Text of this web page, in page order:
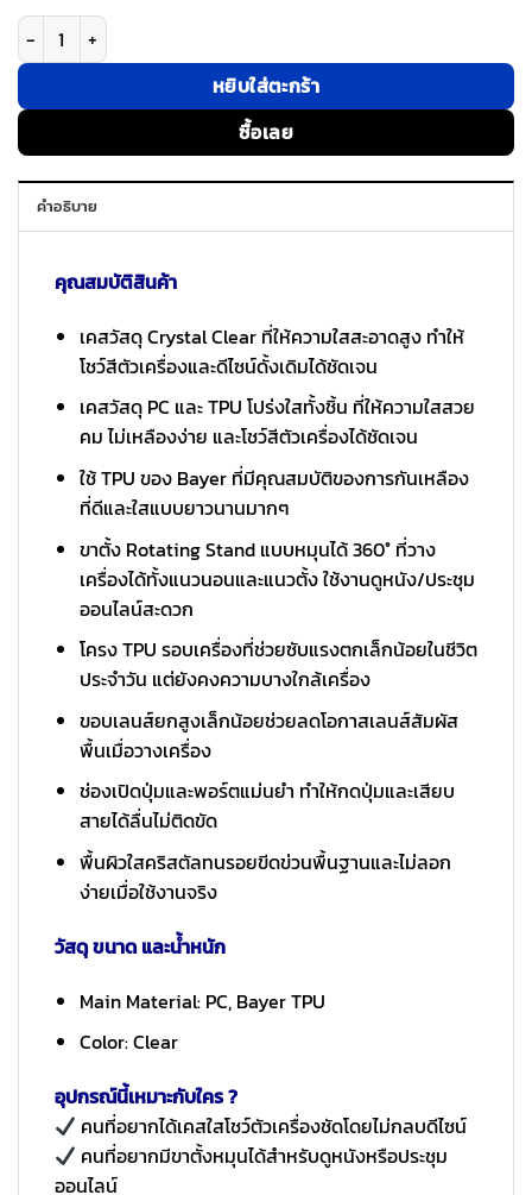
จำนวน WiWU รุ่น iShield Ultra - เคส iPhone 17 Pro Max - สี Clear ชิ้น
หยิบใส่ตะกร้า
ซื้อเลย
คำอธิบาย
คุณสมบัติสินค้า
เคสวัสดุ Crystal Clear ที่ให้ความใสสะอาดสูง ทำให้
โชว์สีตัวเครื่องและดีไซน์ดั้งเดิมได้ชัดเจน
เคสวัสดุ PC และ TPU โปร่งใสทั้งชิ้น ที่ให้ความใสสวย
คม ไม่เหลืองง่าย และโชว์สีตัวเครื่องได้ชัดเจน
ใช้ TPU ของ Bayer ที่มีคุณสมบัติของการกันเหลือง
ที่ดีและใสแบบยาวนานมากๆ
ขาตั้ง Rotating Stand แบบหมุนได้ 360° ที่วาง
เครื่องได้ทั้งแนวนอนและแนวตั้ง ใช้งานดูหนัง/ประชุม
ออนไลน์สะดวก
โครง TPU รอบเครื่องที่ช่วยซับแรงตกเล็กน้อยในชีวิต
ประจำวัน แต่ยังคงความบางใกล้เครื่อง
ขอบเลนส์ยกสูงเล็กน้อยช่วยลดโอกาสเลนส์สัมผัส
พื้นเมื่อวางเครื่อง
ช่องเปิดปุ่มและพอร์ตแม่นยำ ทำให้กดปุ่มและเสียบ
สายได้ลื่นไม่ติดขัด
พื้นผิวใสคริสตัลทนรอยขีดข่วนพื้นฐานและไม่ลอก
ง่ายเมื่อใช้งานจริง
วัสดุ ขนาด และน้ำหนัก
Main Material: PC, Bayer TPU
Color: Clear
อุปกรณ์นี้เหมาะกับใคร ?
คนที่อยากได้เคสใสโชว์ตัวเครื่องชัดโดยไม่กลบดีไซน์
คนที่อยากมีขาตั้งหมุนได้สำหรับดูหนังหรือประชุม
ออนไลน์